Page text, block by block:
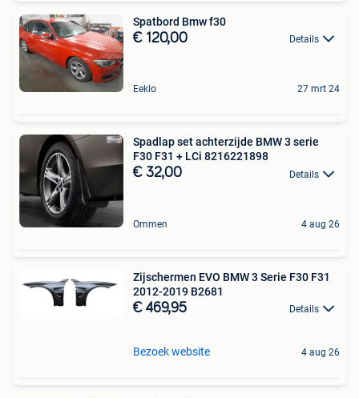
Spatbord Bmw f30
€ 120,00 Details
Eeklo 27 mrt 24
Spadlap set achterzijde BMW 3 serie
F30 F31 + LCi 8216221898
€ 32,00 Details
Ommen 4 aug 26
Zijschermen EVO BMW 3 Serie F30 F31
2012-2019 B2681
€ 469,95 Details
Bezoek website 4 aug 26